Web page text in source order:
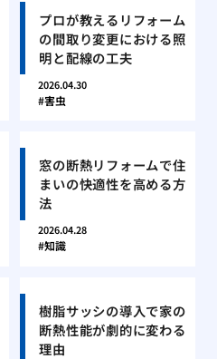
プロが教えるリフォーム
の間取り変更における照
明と配線の工夫
2026.04.30
害虫
窓の断熱リフォームで住
まいの快適性を高める方
法
2026.04.28
知識
樹脂サッシの導入で家の
断熱性能が劇的に変わる
理由